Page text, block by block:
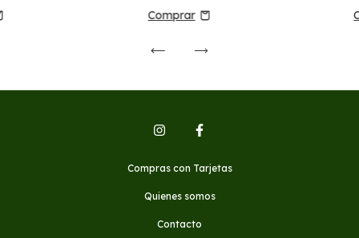
Compras con Tarjetas
Quienes somos
Contacto